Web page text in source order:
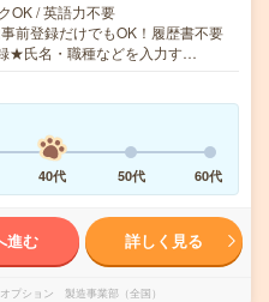
OK / 英語力不要
前登録だけでもOK！履歴書不要
★氏名・職種などを入力す…
40代 50代 60代
進む 詳しく見る
プション 製造事業部（全国）